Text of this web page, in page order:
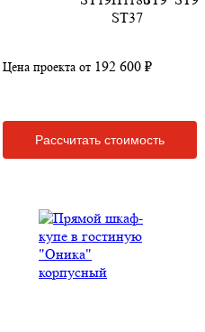
Цена проекта от 192 600 ₽
Рассчитать стоимость